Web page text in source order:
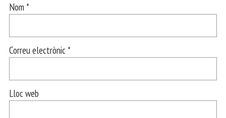
Nom *
Correu electrònic *
Lloc web